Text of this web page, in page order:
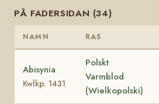
PÅ FADERSIDAN (34)
NAMN RAS
Abisynia
Kwlkp. 1431
Polskt
Varmblod
(Wielkopolski)